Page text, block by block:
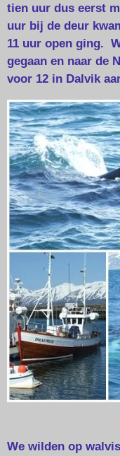
tien uur dus eerst
uur bij de deur
11 uur open ging.
gegaan en naar de
voor 12 in Dalvik
We wilden op